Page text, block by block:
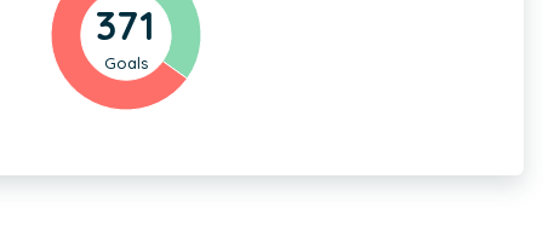
371
Goals